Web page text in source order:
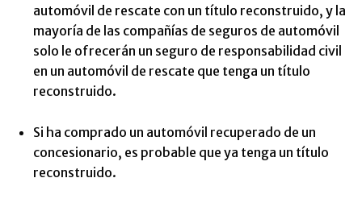
automóvil de rescate con un título reconstruido, y la
mayoría de las compañías de seguros de automóvil
solo le ofrecerán un seguro de responsabilidad civil
en un automóvil de rescate que tenga un título
reconstruido.
Si ha comprado un automóvil recuperado de un
concesionario, es probable que ya tenga un título
reconstruido.